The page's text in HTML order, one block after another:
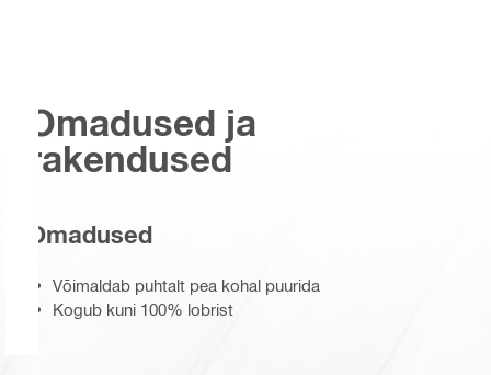
Omadused ja
rakendused
Omadused
Võimaldab puhtalt pea kohal puurida
Kogub kuni 100% lobrist